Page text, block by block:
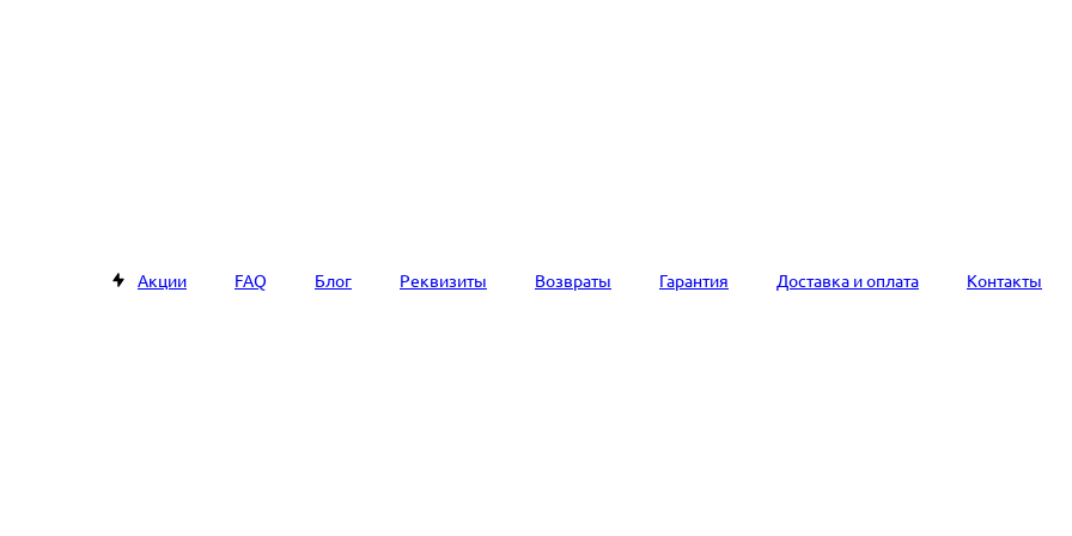
Акции FAQ Блог Реквизиты Возвраты Гарантия Доставка и оплата Контакты